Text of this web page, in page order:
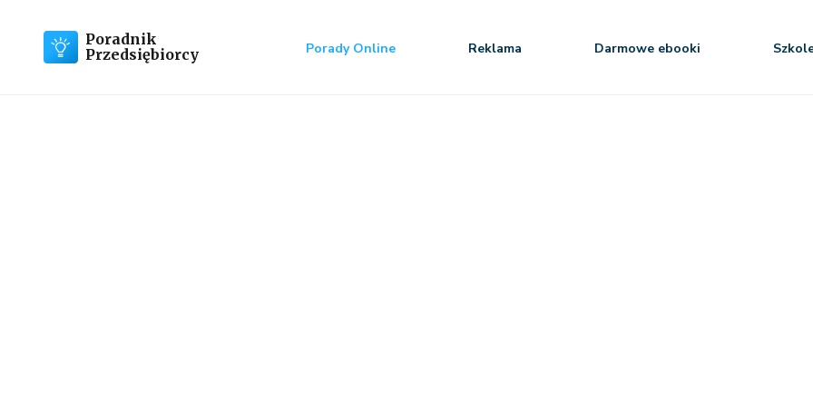
Poradnik
Przedsiębiorcy
Porady Online Reklama Darmowe ebooki